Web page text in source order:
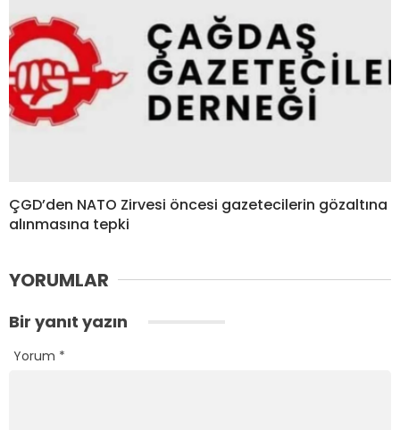
ÇGD’den NATO Zirvesi öncesi gazetecilerin gözaltına
alınmasına tepki
YORUMLAR
Bir yanıt yazın
Yorum *